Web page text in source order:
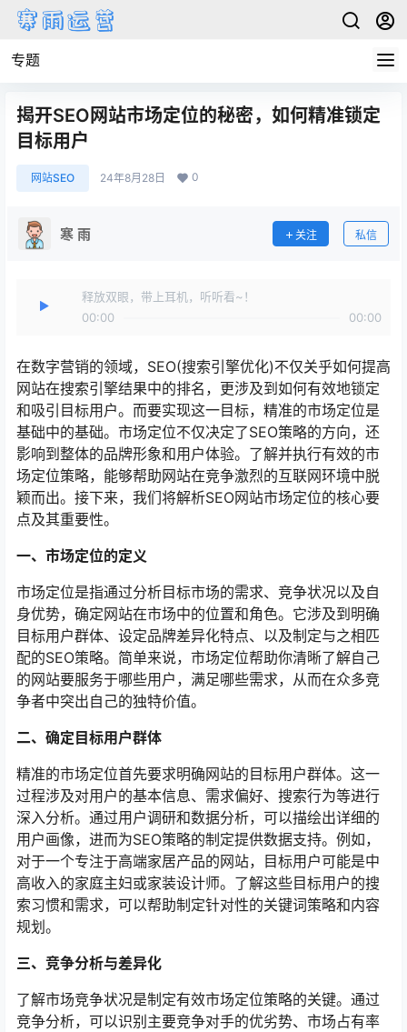
专题
揭开SEO网站市场定位的秘密，如何精准锁定
目标用户
网站SEO 24年8月28日 0
寒 雨 关注 私信
释放双眼，带上耳机，听听看~！
00:00
00:00
在数字营销的领域，SEO(搜索引擎优化)不仅关乎如何提高
网站在搜索引擎结果中的排名，更涉及到如何有效地锁定
和吸引目标用户。而要实现这一目标，精准的市场定位是
基础中的基础。市场定位不仅决定了SEO策略的方向，还
影响到整体的品牌形象和用户体验。了解并执行有效的市
场定位策略，能够帮助网站在竞争激烈的互联网环境中脱
颖而出。接下来，我们将解析SEO网站市场定位的核心要
点及其重要性。
一、市场定位的定义
市场定位是指通过分析目标市场的需求、竞争状况以及自
身优势，确定网站在市场中的位置和角色。它涉及到明确
目标用户群体、设定品牌差异化特点、以及制定与之相匹
配的SEO策略。简单来说，市场定位帮助你清晰了解自己
的网站要服务于哪些用户，满足哪些需求，从而在众多竞
争者中突出自己的独特价值。
二、确定目标用户群体
精准的市场定位首先要求明确网站的目标用户群体。这一
过程涉及对用户的基本信息、需求偏好、搜索行为等进行
深入分析。通过用户调研和数据分析，可以描绘出详细的
用户画像，进而为SEO策略的制定提供数据支持。例如，
对于一个专注于高端家居产品的网站，目标用户可能是中
高收入的家庭主妇或家装设计师。了解这些目标用户的搜
索习惯和需求，可以帮助制定针对性的关键词策略和内容
规划。
三、竞争分析与差异化
了解市场竞争状况是制定有效市场定位策略的关键。通过
竞争分析，可以识别主要竞争对手的优劣势、市场占有率